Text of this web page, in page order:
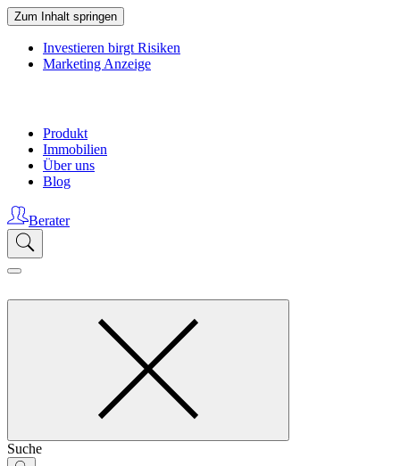
Zum Inhalt springen
Investieren birgt Risiken
Marketing Anzeige
Produkt
Immobilien
Über uns
Blog
Berater
Suche